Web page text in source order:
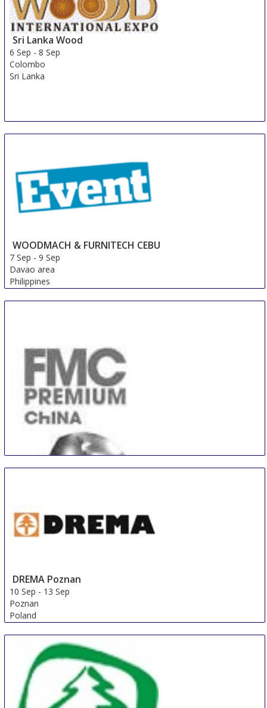
Sri Lanka Wood
6 Sep -8 Sep
Colombo
Sri Lanka
WOODMACH & FURNITECH CEBU
7 Sep -9 Sep
Davao area
Philippines
FMC Premium (FMP)
9 Sep-12 Sep
Shanghai
DREMA Poznan
10 Sep - 13 Sep
Poznan
Poland